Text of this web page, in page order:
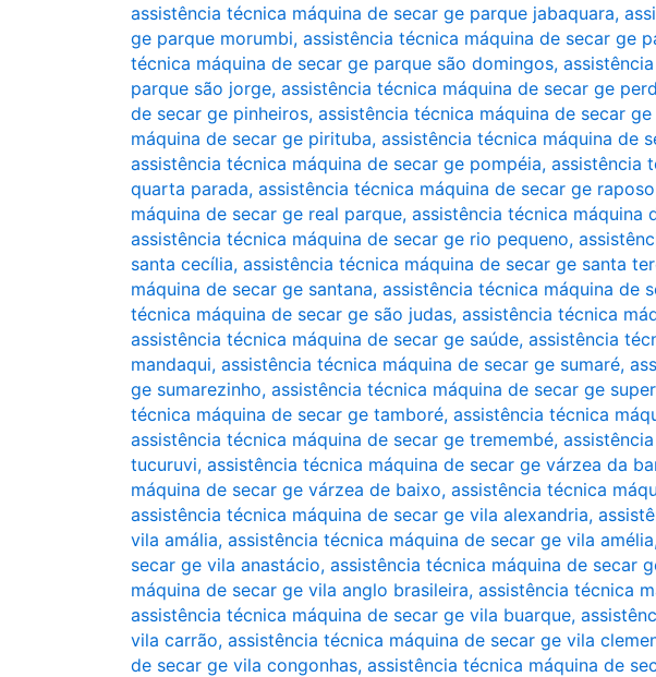
assistência técnica máquina de secar ge parque jabaquara,
ge parque morumbi, assistência técnica máquina de secar ge
técnica máquina de secar ge parque são domingos,
parque são jorge, assistência técnica máquina de secar ge
de secar ge pinheiros, assistência técnica máquina de secar
máquina de secar ge pirituba, assistência técnica máquina de
assistência técnica máquina de secar ge pompéia, assistência
quarta parada, assistência técnica máquina de secar ge
máquina de secar ge real parque, assistência técnica máquina
assistência técnica máquina de secar ge rio pequeno,
santa cecília, assistência técnica máquina de secar ge santa
máquina de secar ge santana, assistência técnica máquina de
técnica máquina de secar ge são judas, assistência técnica
assistência técnica máquina de secar ge saúde, assistência
mandaqui, assistência técnica máquina de secar ge sumaré,
ge sumarezinho, assistência técnica máquina de secar ge
técnica máquina de secar ge tamboré, assistência técnica
assistência técnica máquina de secar ge tremembé,
tucuruvi, assistência técnica máquina de secar ge várzea da
máquina de secar ge várzea de baixo, assistência técnica
assistência técnica máquina de secar ge vila alexandria,
vila amália, assistência técnica máquina de secar ge vila amélia
secar ge vila anastácio, assistência técnica máquina de secar
máquina de secar ge vila anglo brasileira, assistência técnica
assistência técnica máquina de secar ge vila buarque,
vila carrão, assistência técnica máquina de secar ge vila
de secar ge vila congonhas, assistência técnica máquina de